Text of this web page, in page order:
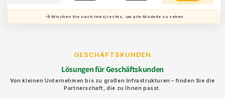
Wischen Sie nach links/rechts, um alle Modelle zu sehen
GESCHÄFTSKUNDEN
Lösungen für Geschäftskunden
Von kleinen Unternehmen bis zu großen Infrastrukturen – finden Sie die
Partnerschaft, die zu Ihnen passt.